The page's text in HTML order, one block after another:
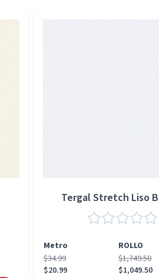
Tergal Stretch Liso
Metro
ROLLO
$34.99
$20.99
$1,749.50
$1,049.50